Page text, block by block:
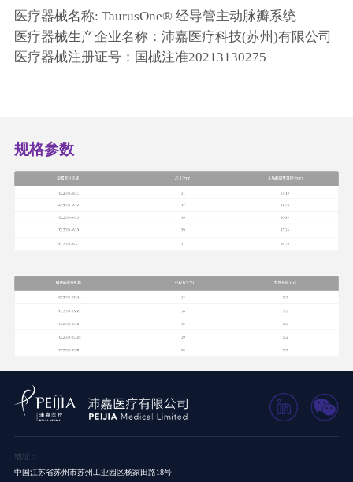
医疗器械名称: TaurusOne® 经导管主动脉瓣系统
医疗器械生产企业名称：沛嘉医疗科技(苏州)有限公司
医疗器械注册证号：国械注准20213130275
规格参数
地址：
中国江苏省苏州市苏州工业园区杨家田路18号